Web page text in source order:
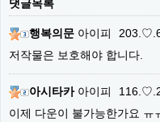
댓글목록
행복의문 아이피
저작물은 보호해야 합니다.
아시타카아이피
이제 다운이 불가능한가요 ㅠ